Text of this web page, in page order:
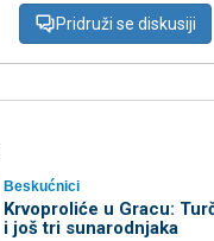
Pridruži se diskusiji
Beskućnici
Krvoproliće u Gracu:
i još tri sunarodnjaka